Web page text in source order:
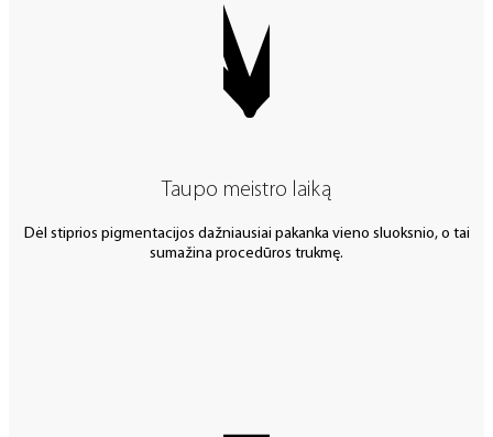
Taupo meistro laiką
Dėl stiprios pigmentacijos dažniausiai pakanka vieno sluoksnio, o tai
sumažina procedūros trukmę.